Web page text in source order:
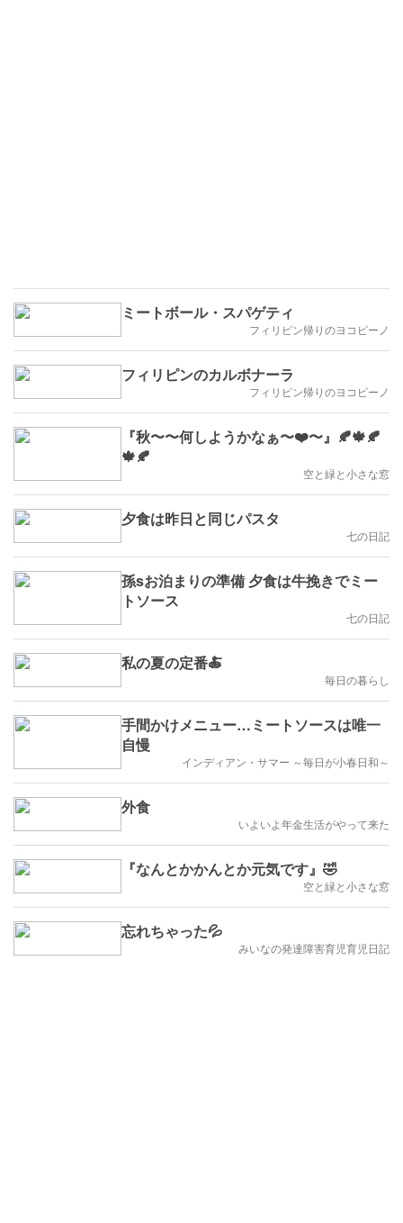
ミートボール・スパゲティ
フィリピン帰りのヨコピーノ
フィリピンのカルボナーラ
フィリピン帰りのヨコピーノ
『秋〜〜何しようかなぁ〜❤️〜』🍂🍁🍂
🍁🍂
空と緑と小さな窓
夕食は昨日と同じパスタ
七の日記
孫sお泊まりの準備 夕食は牛挽きでミー
トソース
七の日記
私の夏の定番🍝
毎日の暮らし
手間かけメニュー…ミートソースは唯一
自慢
インディアン・サマー ～毎日が小春日和～
外食
いよいよ年金生活がやって来た
『なんとかかんとか元気です』🤣
空と緑と小さな窓
忘れちゃった💦
みいなの発達障害育児育児日記